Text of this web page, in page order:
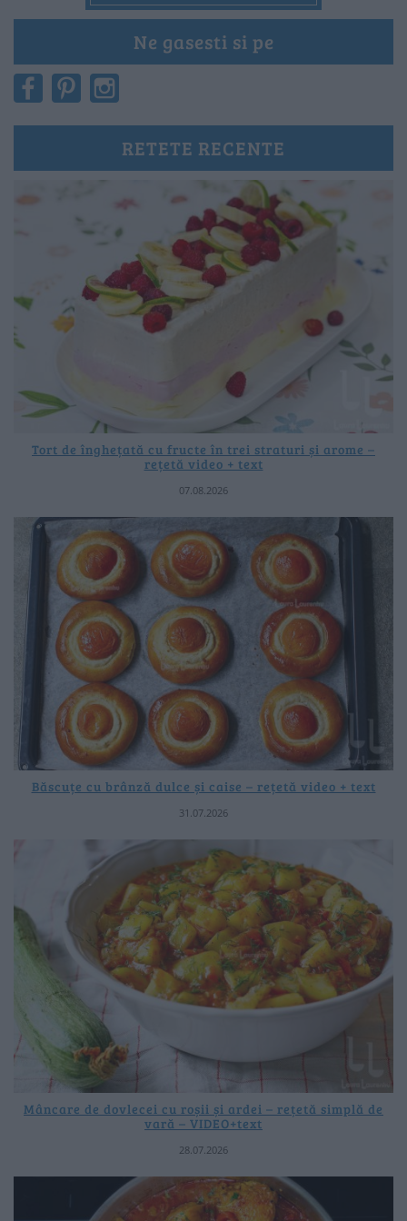
Ne gasesti si pe
RETETE RECENTE
Tort de înghețată cu fructe în trei straturi și arome –
rețetă video + text
07.08.2026
Băscuțe cu brânză dulce și caise – rețetă video + text
31.07.2026
Mâncare de dovlecei cu roșii și ardei – rețetă simplă de
vară – VIDEO+text
28.07.2026